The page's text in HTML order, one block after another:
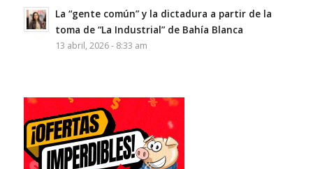
La “gente común” y la dictadura a partir de la
toma de “La Industrial” de Bahía Blanca
13 abril, 2026 - 8:33 am